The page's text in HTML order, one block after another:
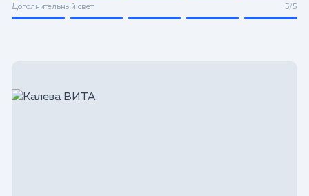
Дополнительный свет 5/5